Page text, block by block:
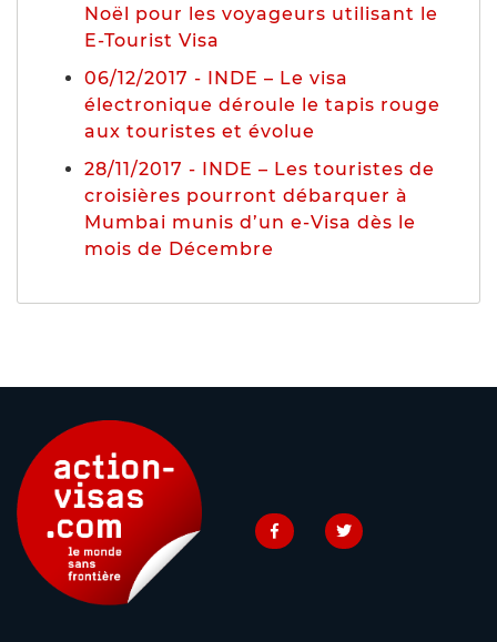
Noël pour les voyageurs utilisant le
E-Tourist Visa
06/12/2017 - INDE – Le visa
électronique déroule le tapis rouge
aux touristes et évolue
28/11/2017 - INDE – Les touristes de
croisières pourront débarquer à
Mumbai munis d’un e-Visa dès le
mois de Décembre